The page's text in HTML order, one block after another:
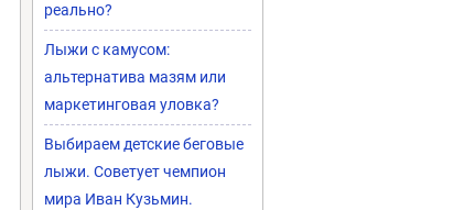
реально?
Лыжи с камусом:
альтернатива мазям или
маркетинговая уловка?
Выбираем детские беговые
лыжи. Советует чемпион
мира Иван Кузьмин.